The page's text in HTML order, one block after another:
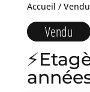
Accueil /
Vendu